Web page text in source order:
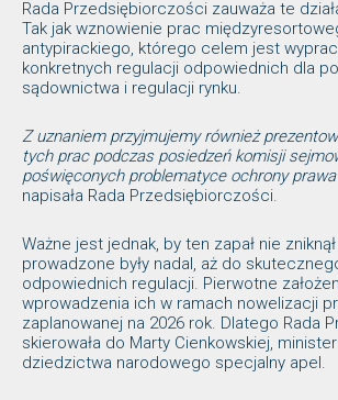
Rada Przedsiębiorczości zauważa te
Tak jak wznowienie prac
antypirackiego, którego celem jest
konkretnych regulacji odpowiednich dla
sądownictwa i regulacji rynku.
Z uznaniem przyjmujemy również
tych prac podczas posiedzeń komisji
poświęconych problematyce ochrony
napisała Rada Przedsiębiorczości.
Ważne jest jednak, by ten zapał nie
prowadzone były nadal, aż do
odpowiednich regulacji. Pierwotne
wprowadzenia ich w ramach nowelizacji
zaplanowanej na 2026 rok. Dlatego Rada
skierowała do Marty Cienkowskiej,
dziedzictwa narodowego specjalny apel.